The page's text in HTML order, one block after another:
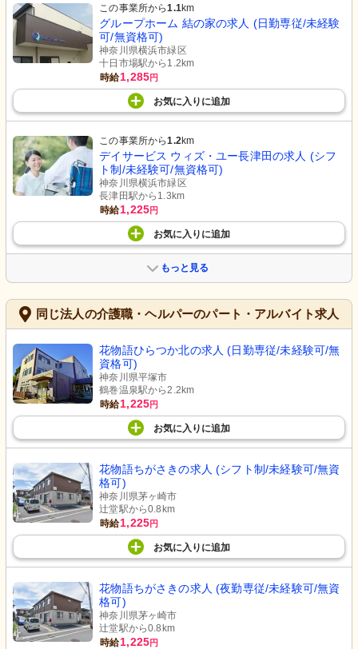
この事業所から1.1km
グループホーム 結の家の求人 (日勤専従/未経験
可/無資格可)
神奈川県横浜市緑区
十日市場駅から1.2km
時給1,285円
お気に入り に追加
この事業所から1.2km
デイサービス ウィズ・ユー長津田の求人 (シフ
ト制/未経験可/無資格可)
神奈川県横浜市緑区
長津田駅から1.3km
時給1,225円
お気に入り に追加
もっと見る
同じ法人の介護職・ヘルパーのパート・アルバイト求人
花物語ひらつか北の求人 (日勤専従/未経験可/無
資格可)
神奈川県平塚市
鶴巻温泉駅から2.2km
時給1,225円
お気に入り に追加
花物語ちがさきの求人 (シフト制/未経験可/無資
格可)
神奈川県茅ヶ崎市
辻堂駅から0.8km
時給1,225円
お気に入り に追加
花物語ちがさきの求人 (夜勤専従/未経験可/無資
格可)
神奈川県茅ヶ崎市
辻堂駅から0.8km
時給1,225円